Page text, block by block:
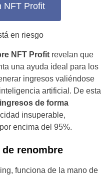
NFT Profit
en riesgo
NFT Profit revelan que
una ayuda ideal para los
ingresos valiéndose
artificial. De esta
de forma
insuperable,
encima del 95%.
renombre
funciona de la mano de